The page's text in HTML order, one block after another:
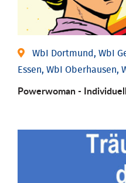
WbI Dortmund, WbI
Essen, WbI Oberhausen,
Powerwoman -